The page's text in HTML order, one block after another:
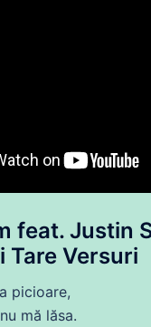
feat. Justin
Tare Versuri
picioare,
mă lăsa.